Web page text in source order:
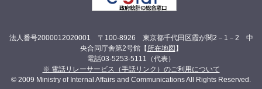
法人番号2000012020001 〒100-8926 東京都千代田区霞が関2－1－2 中
央合同庁舎第2号館【 所在地図 】
電話03-5253-5111（代表）
※ 電話リレーサービス（手話リンク）のご利用について
© 2009 Ministry of Internal Affairs and Communications All Rights Reserved.